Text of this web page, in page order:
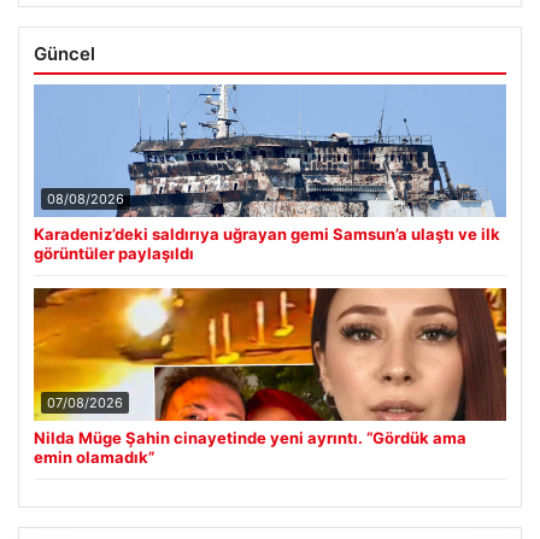
Güncel
08/08/2026
Karadeniz’deki saldırıya uğrayan gemi Samsun’a ulaştı ve ilk
görüntüler paylaşıldı
07/08/2026
Nilda Müge Şahin cinayetinde yeni ayrıntı. “Gördük ama
emin olamadık”